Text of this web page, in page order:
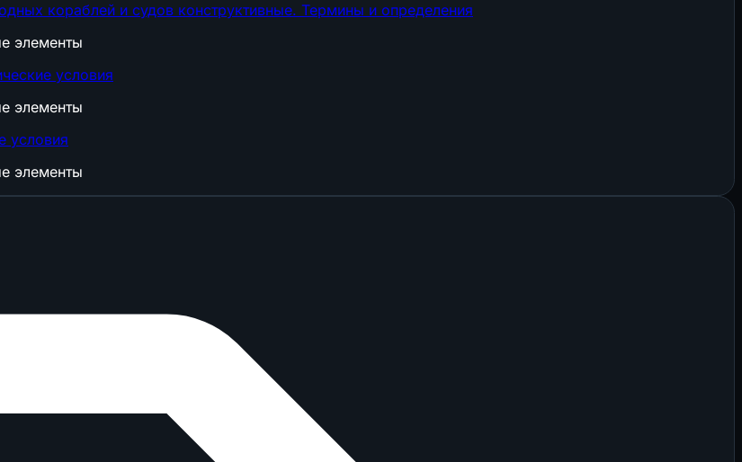
кораблей и судов конструктивные. Термины и определения
элементы
условия
элементы
условия
элементы